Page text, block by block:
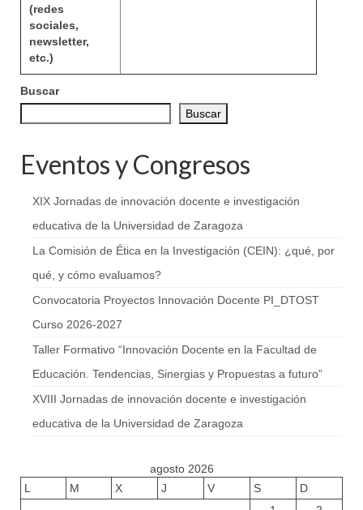
(redes
sociales,
newsletter,
etc.)
Buscar
Buscar
Eventos y Congresos
XIX Jornadas de innovación docente e investigación
educativa de la Universidad de Zaragoza
La Comisión de Ética en la Investigación (CEIN): ¿qué, por
qué, y cómo evaluamos?
Convocatoria Proyectos Innovación Docente PI_DTOST
Curso 2026-2027
Taller Formativo “Innovación Docente en la Facultad de
Educación. Tendencias, Sinergias y Propuestas a futuro”
XVIII Jornadas de innovación docente e investigación
educativa de la Universidad de Zaragoza
agosto 2026
L
M X J V S
D